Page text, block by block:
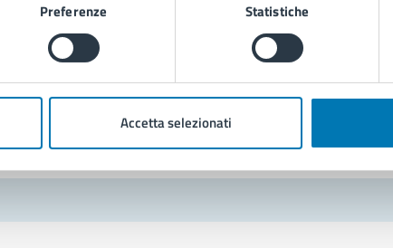
Preferenze Statistiche
Accetta selezionati
assistenza
appuntamento
in città
disservizio